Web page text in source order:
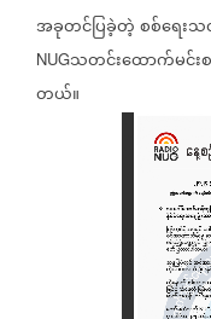
အခုတင်ပြခဲ့တဲ့စစ်ရေး
NUGသတင်းထောက်မင်း
တယ်။